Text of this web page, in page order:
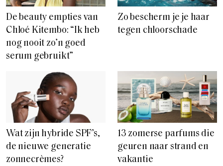
De beauty empties van
Chloé Kitembo: “Ik heb
nog nooit zo’n goed
serum gebruikt”
Zo bescherm je je haar
tegen chloorschade
Wat zijn hybride SPF’s,
de nieuwe generatie
zonnecrèmes?
13 zomerse parfums die
geuren naar strand en
vakantie